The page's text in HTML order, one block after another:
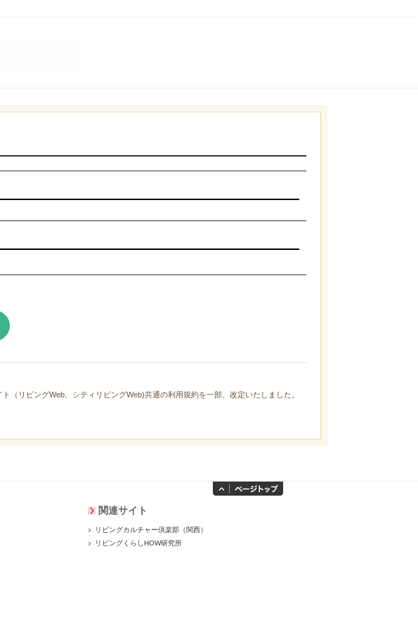
リビングWeb、シティリビングWeb)共通の利用規約を一部、改定いたしました。
関連サイト
リビングカルチャー倶楽部（関西）
リビングくらしHOW研究所